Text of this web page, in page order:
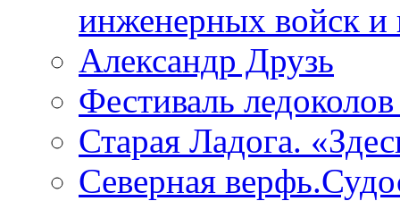
инженерных войск и
Александр Друзь
Фестиваль
Старая Ладога.
Северная